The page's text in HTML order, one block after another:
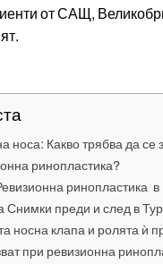
от САЩ,
носа: Какво трябва да се
ринопластика?
ринопластика в
Снимки преди и след в
носна клапа и ролята ѝ
при ревизионна